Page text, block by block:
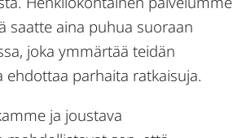
saatte aina puhua suoraan
joka ymmärtää teidän
ehdottaa parhaita ratkaisuja.
ja joustava